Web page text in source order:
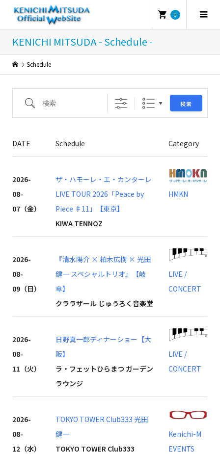
0
KENICHI MITSUDA - Schedule -
Schedule
検索 検索
DATE Schedule Category
2026-
08-
07（金）
ザ・ハモーレ・エ・カンターレ
LIVE TOUR 2026「Peace by
Piece ♯11」【東京】
KIWA TENNOZ
HMKN
2026-
08-
09（日）
『清水陽介 × 柏木広樹 × 光田
健一 スペシャルトリオ』【岐
阜】
クララザール じゅうろく音楽堂
LIVE /
CONCERT
2026-
08-
11（火）
日野真一郎ディナーショー【大
阪】
ラ・フェットひらまつ ガーデン
ラウンジ
LIVE /
CONCERT
2026-
08-
12（水）
TOKYO TOWER Club333 光田
健一
TOKYO TOWER Club333
Kenichi-M
EVENTS